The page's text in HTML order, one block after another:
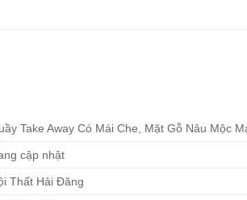
Take Away Có Mái Che, Mặt Gỗ Nâu Mộc
cập nhật
Thất Hải Đăng